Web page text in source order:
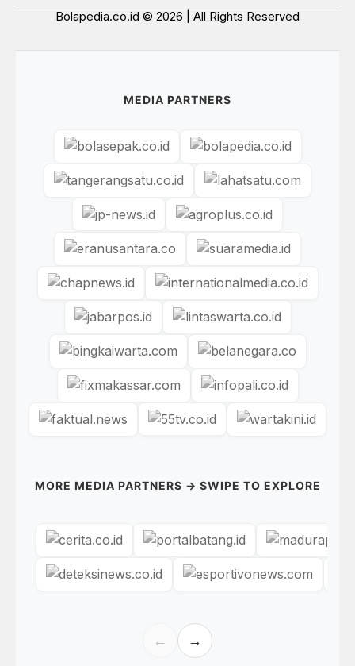
Bolapedia.co.id © 2026 | All Rights Reserved
MEDIA PARTNERS
MORE MEDIA PARTNERS → SWIPE TO EXPLORE
← →